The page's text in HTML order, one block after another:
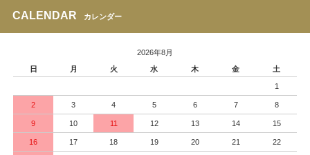
CALENDAR カレンダー
2026年8月
日
月 火 水 木 金 土
1
2 3 4 5 6 7 8
9 10 11 12 13 14 15
16 17 18 19 20 21 22